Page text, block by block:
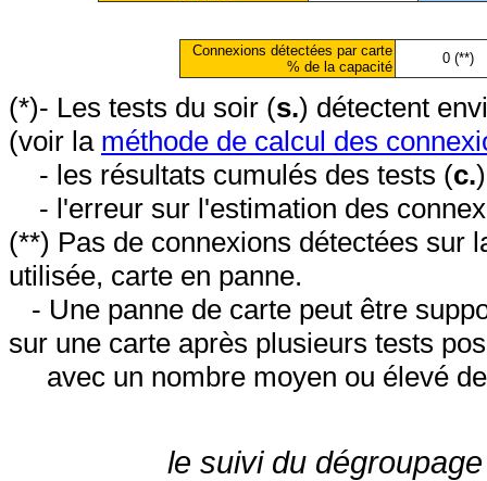
Connexions détectées par carte
% de la capacité
0 (**)
(*)- Les tests du soir (s.) détectent
(voir la méthode de calcul des
- les résultats cumulés des tests (c.
- l'erreur sur l'estimation des
(**) Pas de connexions détectées sur
utilisée, carte en panne.
- Une panne de carte peut être
sur une carte après plusieurs tests
avec un nombre moyen ou élevé
le suivi du